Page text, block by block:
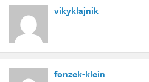
vikyklajnik
fonzek-klein